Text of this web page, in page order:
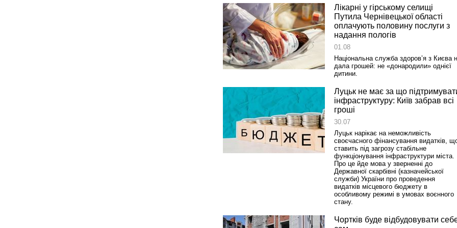
Лікарні у гірському селищі
Путила Чернівецької області
оплачують половину послуги з
надання пологів
01.08
Національна служба здоров’я з Києва
дала грошей: не «донародили» однієї
дитини.
Луцьк не має за що
інфраструктуру: Київ забрав всі
гроші
30.07
Луцьк нарікає на неможливість
своєчасного фінансування видатків,
ставить під загрозу стабільне
функціонування інфраструктури міста.
Про це йде мова у зверненні до
Державної скарбівні (казначейської
служби) України про проведення
видатків місцевого бюджету в
особливому режимі в умовах воєнного
стану.
Чортків буде відбудовувати